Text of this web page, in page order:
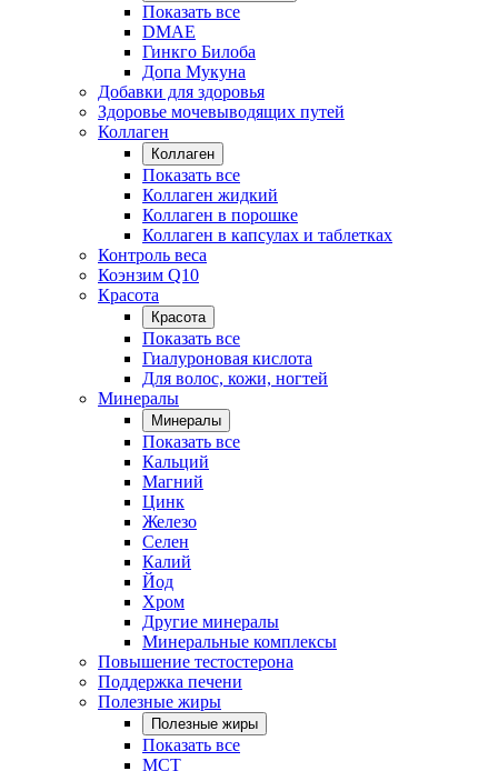
Показать все
DMAE
Гинкго Билоба
Допа Мукуна
Добавки для здоровья
Здоровье мочевыводящих путей
Коллаген
Коллаген
Показать все
Коллаген жидкий
Коллаген в порошке
Коллаген в капсулах и таблетках
Контроль веса
Коэнзим Q10
Красота
Красота
Показать все
Гиалуроновая кислота
Для волос, кожи, ногтей
Минералы
Минералы
Показать все
Кальций
Магний
Цинк
Железо
Селен
Калий
Йод
Хром
Другие минералы
Минеральные комплексы
Повышение тестостерона
Поддержка печени
Полезные жиры
Полезные жиры
Показать все
MCT